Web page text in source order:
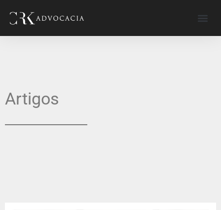
Artigos